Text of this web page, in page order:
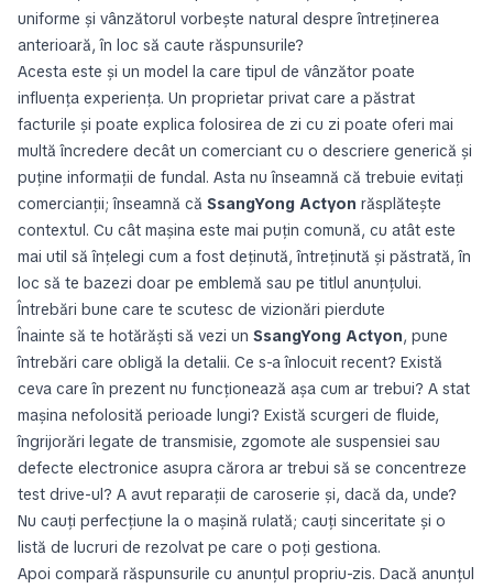
uniforme și vânzătorul vorbește natural despre întreținerea
anterioară, în loc să caute răspunsurile?
Acesta este și un model la care tipul de vânzător poate
influența experiența. Un proprietar privat care a păstrat
facturile și poate explica folosirea de zi cu zi poate oferi mai
multă încredere decât un comerciant cu o descriere generică și
puține informații de fundal. Asta nu înseamnă că trebuie evitați
comercianții; înseamnă că SsangYong Actyon răsplătește
contextul. Cu cât mașina este mai puțin comună, cu atât este
mai util să înțelegi cum a fost deținută, întreținută și păstrată, în
loc să te bazezi doar pe emblemă sau pe titlul anunțului.
Întrebări bune care te scutesc de vizionări pierdute
Înainte să te hotărăști să vezi un SsangYong Actyon, pune
întrebări care obligă la detalii. Ce s-a înlocuit recent? Există
ceva care în prezent nu funcționează așa cum ar trebui? A stat
mașina nefolosită perioade lungi? Există scurgeri de fluide,
îngrijorări legate de transmisie, zgomote ale suspensiei sau
defecte electronice asupra cărora ar trebui să se concentreze
test drive-ul? A avut reparații de caroserie și, dacă da, unde?
Nu cauți perfecțiune la o mașină rulată; cauți sinceritate și o
listă de lucruri de rezolvat pe care o poți gestiona.
Apoi compară răspunsurile cu anunțul propriu-zis. Dacă anunțul